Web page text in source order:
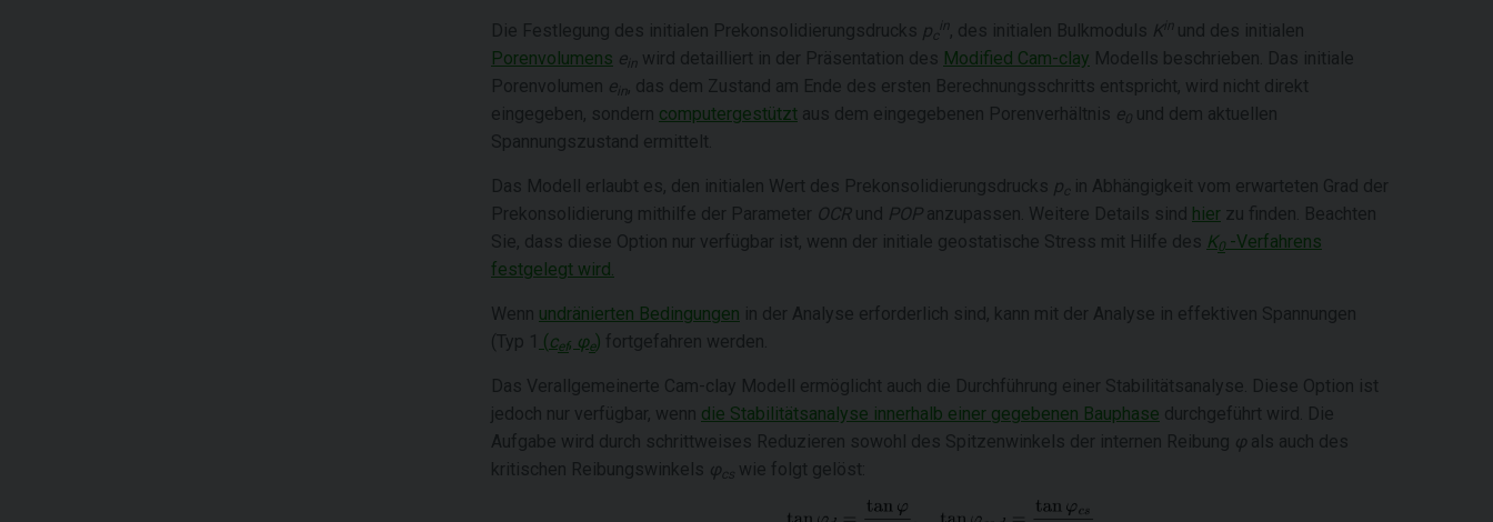
Die Festlegung des initialen Prekonsolidierungsdrucks p in , des initialen Bulkmoduls Kin und des initialen
Porenvolumens ein wird detailliert in der Präsentation des Modified Cam-clay Modells beschrieben. Das initiale
Porenvolumen ein , das dem Zustand am Ende des ersten Berechnungsschritts entspricht, wird nicht direkt
eingegeben, sondern computergestützt aus dem eingegebenen Porenverhältnis e0
und dem aktuellen
Spannungszustand ermittelt.
Das Modell erlaubt es, den initialen Wert des Prekonsolidierungsdrucks p
in Abhängigkeit vom erwarteten Grad der
Prekonsolidierung mithilfe der Parameter OCRund POP anzupassen. Weitere Details sind hier zu finden. Beachten
Sie, dass diese Option nur verfügbar ist, wenn der initiale geostatische Stress mit Hilfe des K0 -Verfahrens
festgelegt wird.
Wenn undränierten Bedingungen in der Analyse erforderlich sind, kann mit der Analyse in effektiven Spannungen
(Typ 1 (cef, φe) fortgefahren werden.
Das Verallgemeinerte Cam-clay Modell ermöglicht auch die Durchführung einer Stabilitätsanalyse. Diese Option ist
jedoch nur verfügbar, wenn die Stabilitätsanalyse innerhalb einer gegebenen Bauphase durchgeführt wird. Die
Aufgabe wird durch schrittweises Reduzieren sowohl des Spitzenwinkels der internen Reibung φ als auch des
kritischen Reibungswinkels φ cs wie folgt gelöst: